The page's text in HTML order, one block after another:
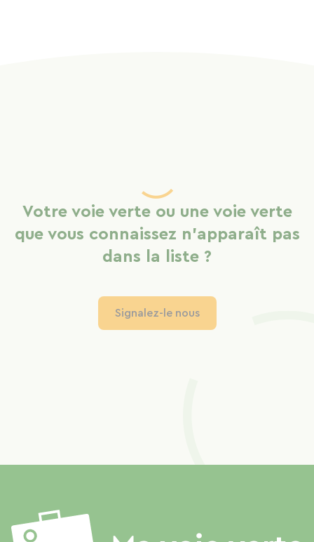
Votre voie verte ou une voie verte
que vous connaissez n'apparaît pas
dans la liste ?
Signalez-le nous